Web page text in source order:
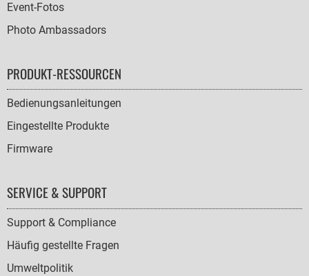
Event-Fotos
Photo Ambassadors
PRODUKT-RESSOURCEN
Bedienungsanleitungen
Eingestellte Produkte
Firmware
SERVICE & SUPPORT
Support & Compliance
Häufig gestellte Fragen
Umweltpolitik